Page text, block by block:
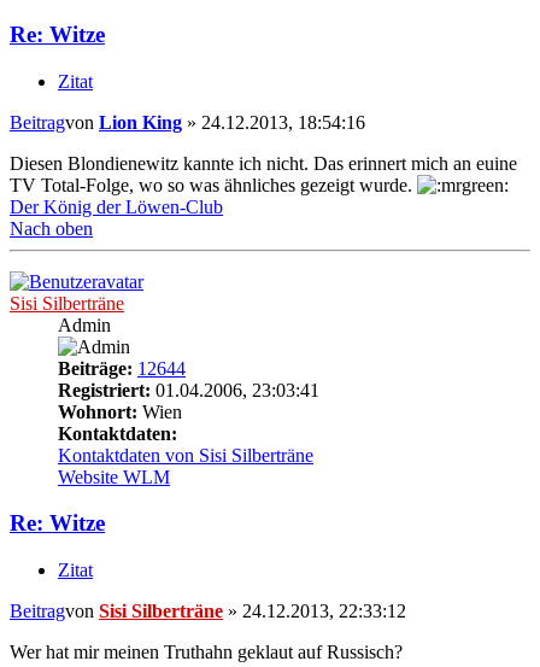
Re: Witze
Zitat
Beitragvon Lion King » 24.12.2013, 18:54:16
Diesen Blondienewitz kannte ich nicht. Das erinnert mich an euine
TV Total-Folge, wo so was ähnliches gezeigt wurde.
Der König der Löwen-Club
Nach oben
Sisi Silberträne
Admin
Beiträge: 12644
Registriert: 01.04.2006, 23:03:41
Wohnort: Wien
Kontaktdaten:
Kontaktdaten von Sisi Silberträne
Website WLM
Re: Witze
Zitat
Beitragvon Sisi Silberträne » 24.12.2013, 22:33:12
Wer hat mir meinen Truthahn geklaut auf Russisch?